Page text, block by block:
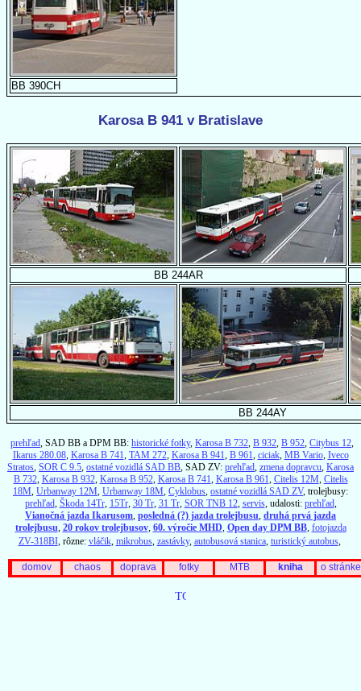
BB 390CH
Karosa B 941 v Bratislave
BB 244AR
BB 244AY
prehľad , SAD BB a DPM BB: historické fotky, Karosa B 732 B 932 B 952 Citybus 12
Ikarus 280.08, Karosa B 741 TAM 272, Karosa B 941 B 961 ciciak, MB Vario, Iveco
Stratos SOR C 9.5 ostatné vozidlá SAD BB , SAD ZV: prehľad zmena dopravcu Karosa
B 732, Karosa B 932, Karosa B 952, Karosa B 741 Karosa B 961 Citelis 12M Citelis
18M Urbanway 12M Urbanway 18M Cyklobus ostatné vozidlá SAD ZV, trolejbusy:
prehľad, Škoda 14Tr, 15Tr, 30 Tr, 31 Tr, SOR TNB 12, servis, udalosti: prehľad,
Vianočná jazda Ikarusom posledná (?) jazda trolejbusu druhá prvá jazda
trolejbusu 20 rokov trolejbusov, 60. výročie MHD Open day DPM BB, fotojazda
ZV-318BI, rôzne: vláčik, mikrobus, zastávky, autobusová stanica, turistický autobus,
domov chaos doprava fotky MTB kniha o stránke